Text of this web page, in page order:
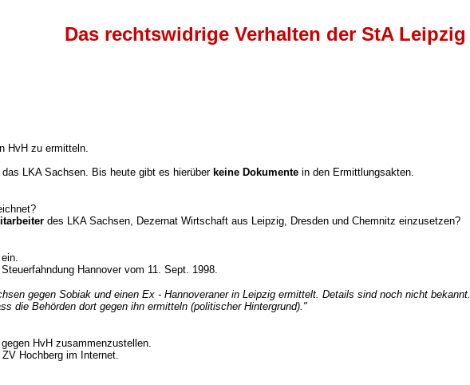
Das rechtswidrige Verhalten der StA Leipzig
HvH zu ermitteln.
LKA Sachsen. Bis heute gibt es hierüber keine Dokumente in den Ermittlungsakten.
des LKA Sachsen, Dezernat Wirtschaft aus Leipzig, Dresden und Chemnitz einzusetzen?
Hannover vom 11. Sept. 1998.
gegen Sobiak und einen Ex - Hannoveraner in Leipzig ermittelt. Details sind noch nicht bekannt.
die Behörden dort gegen ihn ermitteln (politischer Hintergrund)."
HvH zusammenzustellen.
Hochberg im Internet.